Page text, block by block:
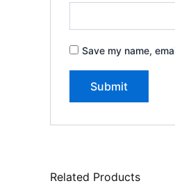
Save my name,
Related Products